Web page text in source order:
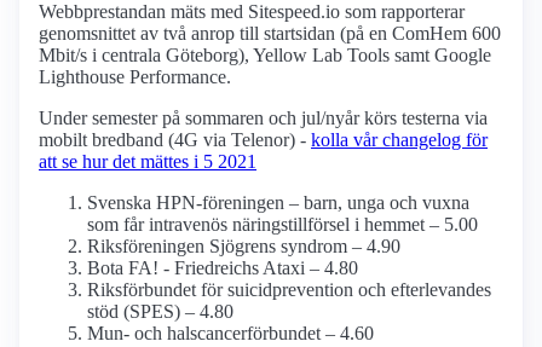
Webbprestandan mäts med Sitespeed.io som rapporterar
genomsnittet av två anrop till startsidan (på en ComHem 600
Mbit/s i centrala Göteborg), Yellow Lab Tools samt Google
Lighthouse Performance.
Under semester på sommaren och jul/nyår körs testerna via
mobilt bredband (4G via Telenor) - kolla vår changelog för
att se hur det mättes i 5 2021
Svenska HPN-föreningen – barn, unga och vuxna
som får intravenös närings­tillförsel i hemmet – 5.00
Riksföreningen Sjögrens syndrom – 4.90
Bota FA! - Friedreichs Ataxi – 4.80
Riksförbundet för suicidprevention och efterlevandes
stöd (SPES) – 4.80
Mun- och halscancerförbundet – 4.60